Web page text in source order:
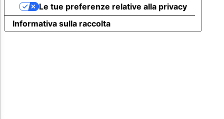
Informativa sulla raccolta
Le tue preferenze relative alla privacy